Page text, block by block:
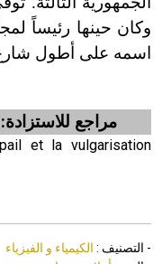
وكان حينها رئيساً
اسمه على أطول
مراجع للاستزادة:
et la vulgarisation
- التصنيف : الكيمياء و الفيزياء